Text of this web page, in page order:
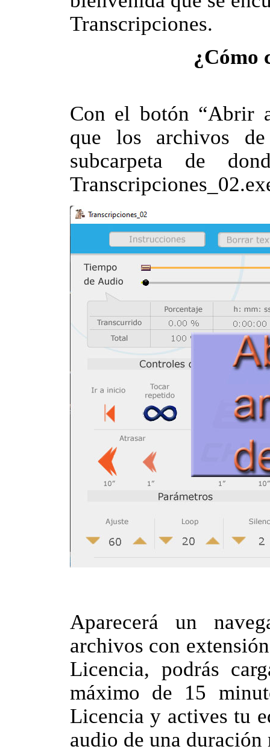
Transcripciones.
¿Cómo
Con el botón “Abrir
que los archivos
subcarpeta de
Aparecerá un
archivos con
Licencia, podrás
máximo de 15
Licencia y actives tu
audio de una